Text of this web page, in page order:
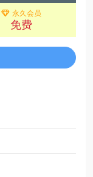
永久会员
免费